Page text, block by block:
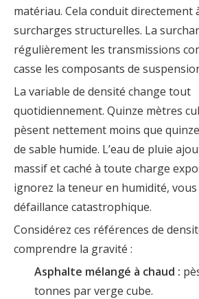
matériau. Cela conduit directement
surcharges structurelles. La
régulièrement les transmissions
casse les composants de
La variable de densité change tout
quotidiennement. Quinze mètres
pèsent nettement moins que
de sable humide. L’eau de pluie
massif et caché à toute charge
ignorez la teneur en humidité,
défaillance catastrophique.
Considérez ces références de
comprendre la gravité :
Asphalte mélangé à chaud :
tonnes par verge cube.